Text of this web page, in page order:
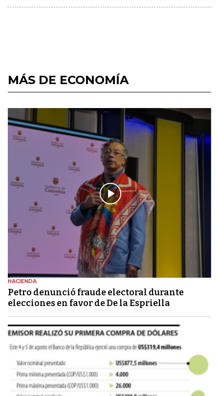
MÁS DE ECONOMÍA
HACIENDA
Petro denunció fraude electoral durante
elecciones en favor de De la Espriella